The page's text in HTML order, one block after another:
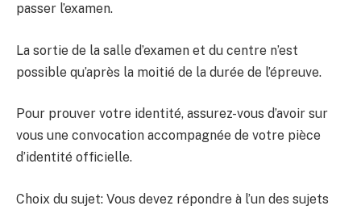
passer l’examen.
La sortie de la salle d’examen et du centre n’est
possible qu’après la moitié de la durée de l’épreuve.
Pour prouver votre identité, assurez-vous d’avoir sur
vous une convocation accompagnée de votre pièce
d’identité officielle.
Choix du sujet: Vous devez répondre à l’un des sujets